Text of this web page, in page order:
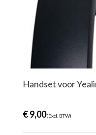
Handset voor
€9,00(Excl. BTW)